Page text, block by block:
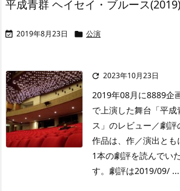
平成青群 ヘイセイ・ブルース(2019)
 2019年8月23日  公演
 2023年10月23日
2019年08月に8889企
で上演した舞台「平
ス」のレビュー／劇
作品は、作／演出とも
1本の劇評を読んでい
す。劇評は2019/09/ ...